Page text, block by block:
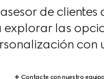
de clientes
explorar las
con
Contacte con nuestro equipo